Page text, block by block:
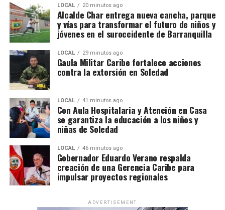
LOCAL 20 minutos ago
Alcalde Char entrega nueva cancha, parque
y vías para transformar el futuro de niños y
jóvenes en el suroccidente de Barranquilla
LOCAL 29 minutos ago
Gaula Militar Caribe fortalece acciones
contra la extorsión en Soledad
LOCAL 41 minutos ago
Con Aula Hospitalaria y Atención en Casa
se garantiza la educación a los niños y
niñas de Soledad
LOCAL 46 minutos ago
Gobernador Eduardo Verano respalda
creación de una Gerencia Caribe para
impulsar proyectos regionales
ADVERTISEMENT